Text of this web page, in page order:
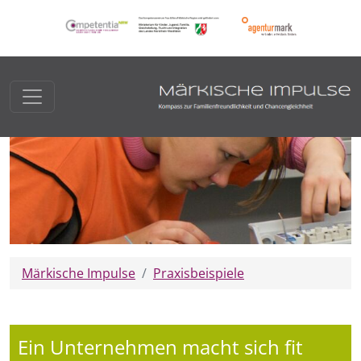
Märkische Impulse Praxisbeispiele
Ein Unternehmen macht sich fit